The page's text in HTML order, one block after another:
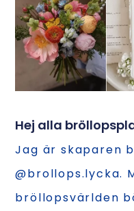
Hej alla
Jag är skaparen
@brollops.lycka.
bröllopsvärlden